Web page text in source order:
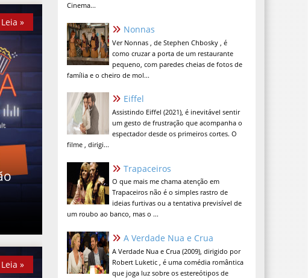
Leia »
Leia »
Leia »
Leia »
Cinema...
Nonnas
Ver Nonnas , de Stephen Chbosky , é
como cruzar a porta de um restaurante
pequeno, com paredes cheias de fotos de
família e o cheiro de mol...
Eiffel
Assistindo Eiffel (2021), é inevitável sentir
um gesto de frustração que acompanha o
espectador desde os primeiros cortes. O
filme , dirigi...
Trapaceiros
O que mais me chama atenção em
Trapaceiros não é o simples rastro de
ideias furtivas ou a tentativa previsível de
um roubo ao banco, mas o ...
A Verdade Nua e Crua
A Verdade Nua e Crua (2009), dirigido por
Robert Luketic , é uma comédia romântica
que joga luz sobre os estereótipos de